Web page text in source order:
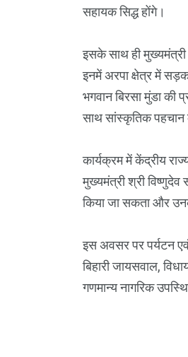
सहायक सिद्ध होंगे।
इसके साथ ही
इनमें अरपा क्षेत्र में
भगवान बिरसा मुंडा की
साथ सांस्कृतिक
कार्यक्रम में केंद्रीय
मुख्यमंत्री श्री विष्णुदेव
किया जा सकता और
इस अवसर पर पर्यटन एवं
बिहारी जायसवाल,
गणमान्य नागरिक